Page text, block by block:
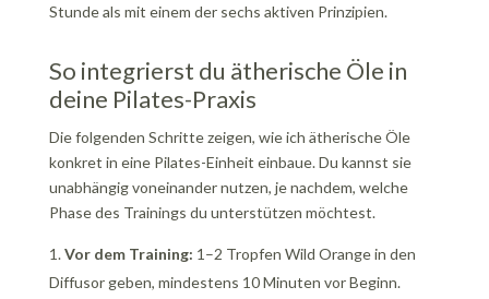
Stunde als mit einem der sechs aktiven Prinzipien.
So integrierst du ätherische Öle in
deine Pilates-Praxis
Die folgenden Schritte zeigen, wie ich ätherische Öle
konkret in eine Pilates-Einheit einbaue. Du kannst sie
unabhängig voneinander nutzen, je nachdem, welche
Phase des Trainings du unterstützen möchtest.
Vor dem Training: 1–2 Tropfen Wild Orange in den
Diffusor geben, mindestens 10 Minuten vor Beginn.